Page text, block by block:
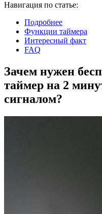
Навигация по статье:
Подробнее
Функции таймера
Интересный факт
FAQ
Зачем нужен
таймер на 2
сигналом?